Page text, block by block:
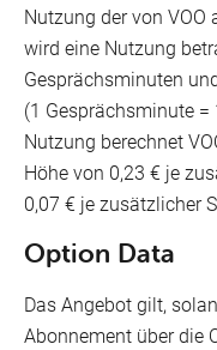
Nutzung der von VOO
wird eine Nutzung
Gesprächsminuten
(1 Gesprächsminute
Nutzung berechnet
Höhe von 0,23 € je
0,07 € je zusätzlicher
Option Data
Das Angebot gilt,
Abonnement über die